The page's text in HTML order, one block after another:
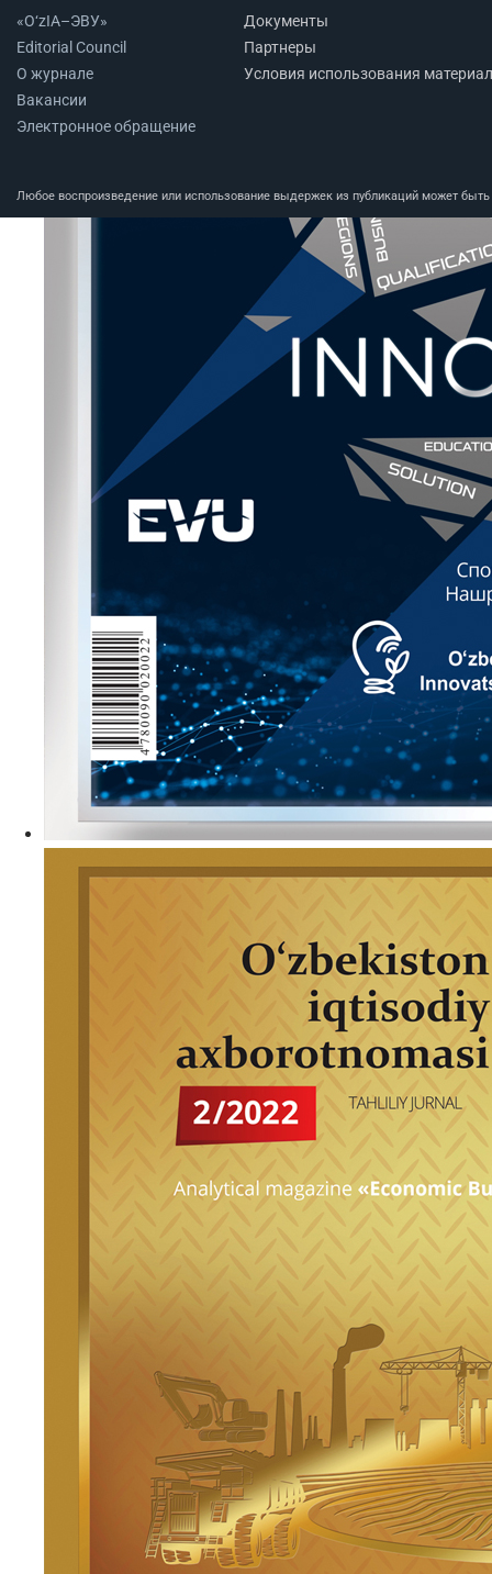
«O‘zIA–ЭВУ»
Editorial Council
О журнале
Вакансии
Электронное обращение
Документы
Партнеры
Условия использования
Любое воспроизведение или использование выдержек из публикаций может